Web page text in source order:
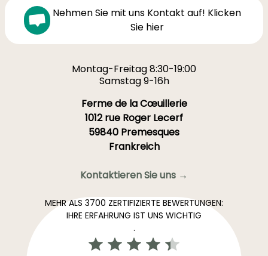
Nehmen Sie mit uns Kontakt auf! Klicken
Sie hier
Montag-Freitag 8:30-19:00
Samstag 9-16h
Ferme de la Cœuillerie
1012 rue Roger Lecerf
59840 Premesques
Frankreich
Kontaktieren Sie uns →
MEHR ALS 3700 ZERTIFIZIERTE BEWERTUNGEN:
IHRE ERFAHRUNG IST UNS WICHTIG
.